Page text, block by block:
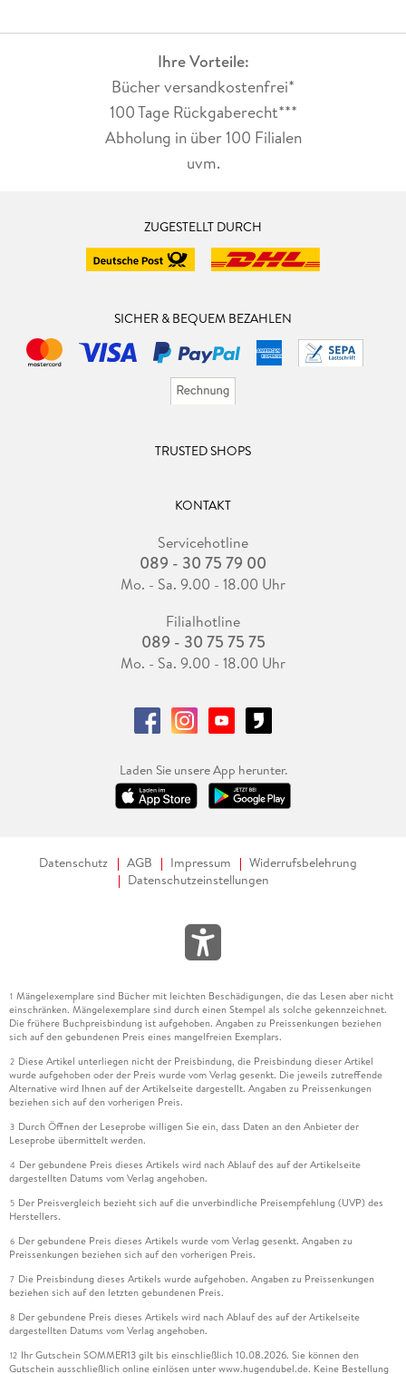
Ihre Vorteile:
Bücher versandkostenfrei*
100 Tage Rückgaberecht***
Abholung in über 100 Filialen
uvm.
ZUGESTELLT DURCH
SICHER & BEQUEM BEZAHLEN
TRUSTED SHOPS
KONTAKT
Servicehotline
089 - 30 75 79 00
Mo. - Sa. 9.00 - 18.00 Uhr
Filialhotline
089 - 30 75 75 75
Mo. - Sa. 9.00 - 18.00 Uhr
Laden Sie unsere App herunter.
Datenschutz AGB Impressum
Widerrufsbelehrung
Datenschutzeinstellungen
1 Mängelexemplare sind Bücher mit leichten Beschädigungen, die das Lesen aber nicht
einschränken. Mängelexemplare sind durch einen Stempel als solche gekennzeichnet.
Die frühere Buchpreisbindung ist aufgehoben. Angaben zu Preissenkungen beziehen
sich auf den gebundenen Preis eines mangelfreien Exemplars.
2 Diese Artikel unterliegen nicht der Preisbindung, die Preisbindung dieser Artikel
wurde aufgehoben oder der Preis wurde vom Verlag gesenkt. Die jeweils zutreffende
Alternative wird Ihnen auf der Artikelseite dargestellt. Angaben zu Preissenkungen
beziehen sich auf den vorherigen Preis.
3 Durch Öffnen der Leseprobe willigen Sie ein, dass Daten an den Anbieter der
Leseprobe übermittelt werden.
4 Der gebundene Preis dieses Artikels wird nach Ablauf des auf der Artikelseite
dargestellten Datums vom Verlag angehoben.
5 Der Preisvergleich bezieht sich auf die unverbindliche Preisempfehlung (UVP) des
Herstellers.
6 Der gebundene Preis dieses Artikels wurde vom Verlag gesenkt. Angaben zu
Preissenkungen beziehen sich auf den vorherigen Preis.
7 Die Preisbindung dieses Artikels wurde aufgehoben. Angaben zu Preissenkungen
beziehen sich auf den letzten gebundenen Preis.
8 Der gebundene Preis dieses Artikels wird nach Ablauf des auf der Artikelseite
dargestellten Datums vom Verlag angehoben.
12 Ihr Gutschein SOMMER13 gilt bis einschließlich 10.08.2026. Sie können den
Gutschein ausschließlich online einlösen unter www.hugendubel.de. Keine Bestellung